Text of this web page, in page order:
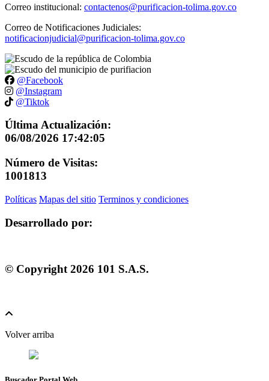
Correo institucional: contactenos@purificacion-tolima.gov.co
Correo de Notificaciones Judiciales:
notificacionjudicial@purificacion-tolima.gov.co
@Facebook
@Instagram
@Tiktok
Última Actualización:
06/08/2026 17:42:05
Número de Visitas:
1001813
Políticas Mapas del sitio Terminos y condiciones
Desarrollado por:
© Copyright 2026 101 S.A.S.
Volver arriba